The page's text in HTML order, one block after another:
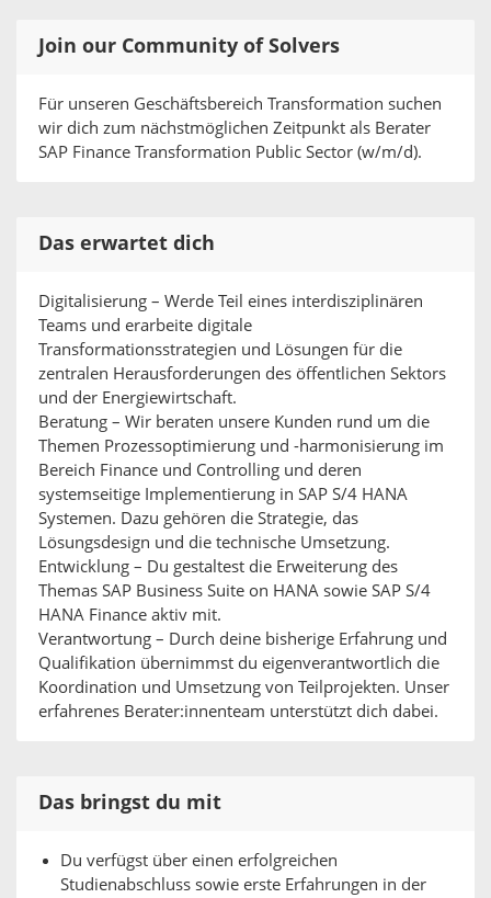
Join our Community of Solvers
Für unseren Geschäftsbereich Transformation suchen
wir dich zum nächstmöglichen Zeitpunkt als Berater
SAP Finance Transformation Public Sector (w/m/d).
Das erwartet dich
Digitalisierung – Werde Teil eines interdisziplinären
Teams und erarbeite digitale
Transformationsstrategien und Lösungen für die
zentralen Herausforderungen des öffentlichen Sektors
und der Energiewirtschaft.
Beratung – Wir beraten unsere Kunden rund um die
Themen Prozessoptimierung und -harmonisierung im
Bereich Finance und Controlling und deren
systemseitige Implementierung in SAP S/4 HANA
Systemen. Dazu gehören die Strategie, das
Lösungsdesign und die technische Umsetzung.
Entwicklung – Du gestaltest die Erweiterung des
Themas SAP Business Suite on HANA sowie SAP S/4
HANA Finance aktiv mit.
Verantwortung – Durch deine bisherige Erfahrung und
Qualifikation übernimmst du eigenverantwortlich die
Koordination und Umsetzung von Teilprojekten. Unser
erfahrenes Berater:innenteam unterstützt dich dabei.
Das bringst du mit
Du verfügst über einen erfolgreichen
Studienabschluss sowie erste Erfahrungen in der